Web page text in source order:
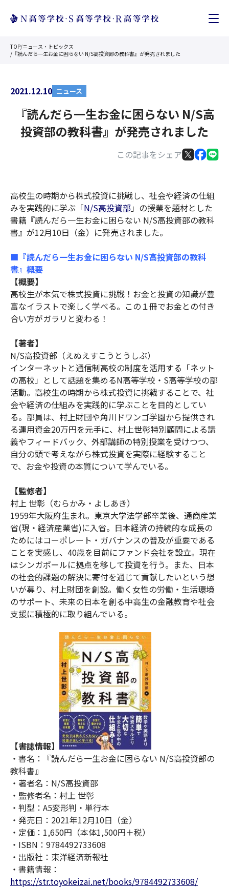
TOP/ニュース・トピックス
/ 『読んだら一生お金に困らない N/S高投資部の教科書』が発売されました
2021.12.10 ニュース
この記事をシェア
『読んだら一生お金に困らない N/S高
投資部の教科書』が発売されました
高校生の時期から株式投資に挑戦し、社会や経済の仕組
みを実践的に学ぶ「N/S高投資部」の授業を題材とした
書籍『読んだら一生お金に困らない N/S高投資部の教科
書』が12月10日（金）に発売されました。
■『読んだら一生お金に困らない N/S高投資部の教科
書』概要
【概要】
高校生が本気で株式投資に挑戦！お金と投資の知識が豊
富なイラストで楽しく学べる。この１冊でお金との付き
合い方がガラリと変わる！
【著者】
N/S高投資部（えぬえすこうとうしぶ）
インターネットと通信制高校の制度を活用する「ネット
の高校」として話題を集めるN高等学校・S高等学校の部
活動。高校生の時期から株式投資に挑戦することで、社
会や経済の仕組みを実践的に学ぶことを目的としてい
る。部員は、村上財団や角川ドワンゴ学園から提供され
る運用資金20万円を元手に、村上世彰特別顧問による講
義やフィードバック、外部講師の特別授業を受けつつ、
自分の頭で考えながら株式投資を実際に経験すること
で、お金や投資の本質について学んでいる。
【監修者】
村上 世彰（むらかみ・よしあき）
1959年大阪府生まれ。東京大学法学部卒業後、通商産業
省(現・経済産業省)に入省。日本経済の持続的な成長の
ためにはコーポレート・ガバナンスの普及が重要である
ことを実感し、40歳を目前にファンド会社を設立。現在
はシンガポールに拠点を移して投資を行う。また、日本
の社会的課題の解決に寄付を通じて貢献したいという想
いが募り、村上財団を創設。働く女性の労働・生活環境
のサポート、未来の日本を創る中高生の金融教育や社会
支援に積極的に取り組んでいる。
【書誌情報】
・書名：『読んだら一生お金に困らない N/S高投資部の
教科書』
・著者名：N/S高投資部
・監修者名：村上 世彰
・判型：A5変形判・単行本
・発売日：2021年12月10日（金）
・定価：1,650円（本体1,500円＋税）
・ISBN：9784492733608
・出版社：東洋経済新報社
・書籍情報：
https://str.toyokeizai.net/books/9784492733608/